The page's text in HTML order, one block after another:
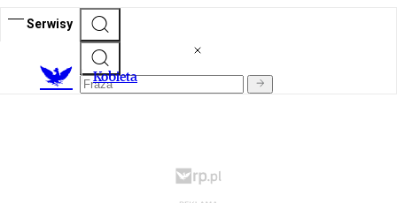
Serwisy
Kobieta